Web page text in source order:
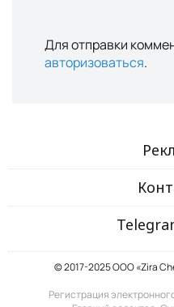
Для отправки
авторизоваться.
© 2017-2025 ООО «Zira
Регистрация